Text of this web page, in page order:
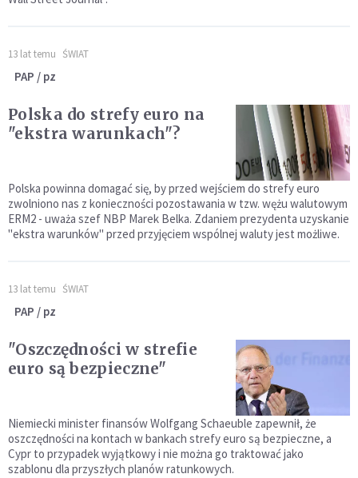
13 lat temu ŚWIAT
PAP / pz
Polska do strefy euro na
"ekstra warunkach"?
Polska powinna domagać się, by przed wejściem do strefy euro
zwolniono nas z konieczności pozostawania w tzw. wężu walutowym
ERM2 - uważa szef NBP Marek Belka. Zdaniem prezydenta uzyskanie
"ekstra warunków" przed przyjęciem wspólnej waluty jest możliwe.
13 lat temu ŚWIAT
PAP / pz
"Oszczędności w strefie
euro są bezpieczne"
Niemiecki minister finansów Wolfgang Schaeuble zapewnił, że
oszczędności na kontach w bankach strefy euro są bezpieczne, a
Cypr to przypadek wyjątkowy i nie można go traktować jako
szablonu dla przyszłych planów ratunkowych.